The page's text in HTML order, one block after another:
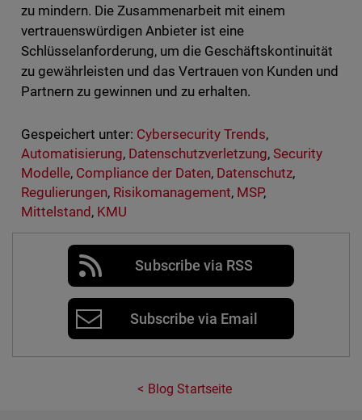
zu mindern. Die Zusammenarbeit mit einem
vertrauenswürdigen Anbieter ist eine
Schlüsselanforderung, um die Geschäftskontinuität
zu gewährleisten und das Vertrauen von Kunden und
Partnern zu gewinnen und zu erhalten.
Gespeichert unter: Cybersecurity Trends,
Automatisierung, Datenschutzverletzung,Security
Modelle, Compliance der Daten, Datenschutz,
Regulierungen, Risikomanagement, MSP,
Mittelstand , KMU
Subscribe via RSS
Subscribe via Email
Blog Startseite